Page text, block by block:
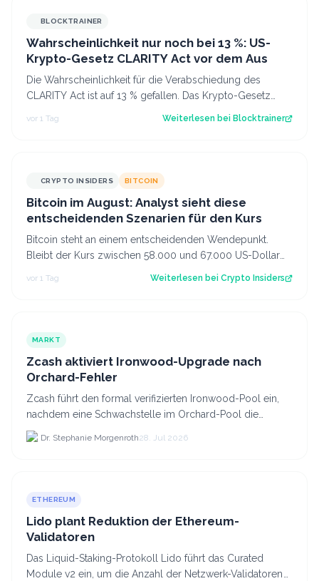
BLOCKTRAINER
Wahrscheinlichkeit nur noch bei 13 %: US-
Krypto-Gesetz CLARITY Act vor dem Aus
Die Wahrscheinlichkeit für die Verabschiedung des
CLARITY Act ist auf 13 % gefallen. Das Krypto-Gesetz
steht vor dem Aus, aber Bitcoin zeigt…
vor 1 Tag Weiterlesen bei Blocktrainer
CRYPTO INSIDERS BITCOIN
Bitcoin im August: Analyst sieht diese
entscheidenden Szenarien für den Kurs
Bitcoin steht an einem entscheidenden Wendepunkt.
Bleibt der Kurs zwischen 58.000 und 67.000 US-Dollar
vor 1 Tag Weiterlesen bei Crypto Insiders
MARKT
Zcash aktiviert Ironwood-Upgrade nach
Orchard-Fehler
Zcash führt den formal verifizierten Ironwood-Pool ein,
nachdem eine Schwachstelle im Orchard-Pool die
Erstellung gefälschter ZEC-Token ermöglichte.
Dr. Stephanie Morgenroth28. Jul 2026
ETHEREUM
Lido plant Reduktion der Ethereum-
Validatoren
Das Liquid-Staking-Protokoll Lido führt das Curated
Module v2 ein, um die Anzahl der Netzwerk-Validatoren